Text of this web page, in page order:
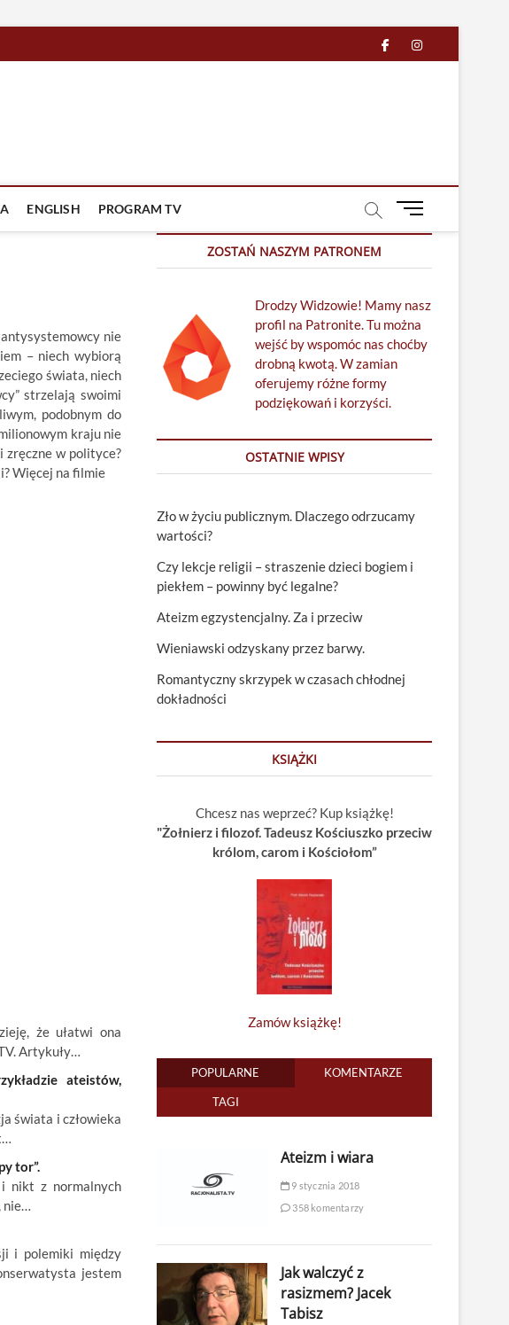
facebook
in
ENGLISH PROGRAM TV
M
u
u
t
t
nie
– niech wybiorą
świata, niech
strzelają swoimi
podobnym do
kraju nie
zręczne w polityce?
Więcej na filmie
że ułatwi ona
Artykuły…
ateistów,
świata i człowieka
tor”.
i nikt z normalnych
nie…
i polemiki między
jestem
ZOSTAŃ NASZYM PATRONEM
Drodzy Widzowie! Mamy nasz
profil na Patronite. Tu można
wejść by wspomóc nas choćby
drobną kwotą. W zamian
oferujemy różne formy
podziękowań i korzyści.
OSTATNIE WPISY
Zło w życiu publicznym. Dlaczego odrzucamy
wartości?
Czy lekcje religii – straszenie dzieci bogiem i
piekłem – powinny być legalne?
Ateizm egzystencjalny. Za i przeciw
Wieniawski odzyskany przez barwy.
Romantyczny skrzypek w czasach chłodnej
dokładności
KSIĄŻKI
Chcesz nas weprzeć? Kup książkę!
"Żołnierz i filozof. Tadeusz Kościuszko przeciw
królom, carom i Kościołom”
Zamów książkę!
POPULARNE KOMENTARZE
TAGI
Ateizm i wiara
9 stycznia 2018
358 komentarzy
Jak walczyć z
rasizmem? Jacek
Tabisz